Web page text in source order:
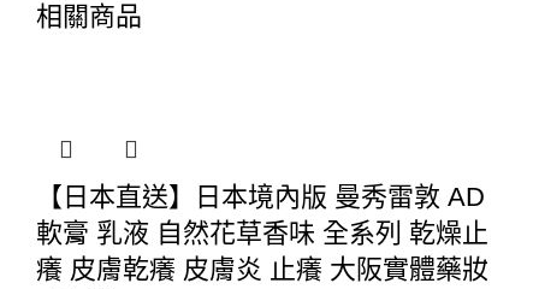
相關商品
【日本直送】日本境內版 曼秀雷敦 AD
軟膏 乳液 自然花草香味 全系列 乾燥止
癢 皮膚乾癢 皮膚炎 止癢 大阪實體藥妝